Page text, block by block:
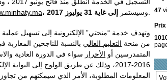
47
Prix
، وسيستمر إلى غاية 31 يوليوز 2017 .
وتهدف خدمة “منحتي” الإلكترونية إلى تسهيل
من منحة التعليم العالي بالنسبة للناجحين المغاربة
المتمدرسين أو الأحرار سواء في الدورة العادية
2016-2017، وذلك عن طريق الولوج إلى البوابة الإلكترونية
المعلومات المطلوبة، الأمر الذي سيمكنهم من تجاوز